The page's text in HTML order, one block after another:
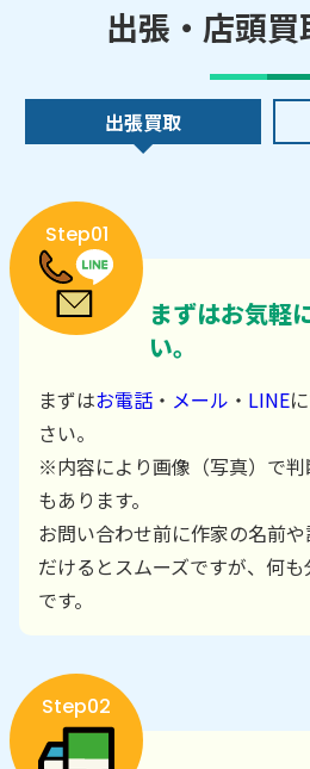
出張・店頭
出張買取
Step01
まずはお気軽
い。
まずはお電話 ・ メール ・ LINE
さい。
※内容により画像（写真）で
もあります。
お問い合わせ前に作家の名前
だけるとスムーズですが、何
です。
Step02